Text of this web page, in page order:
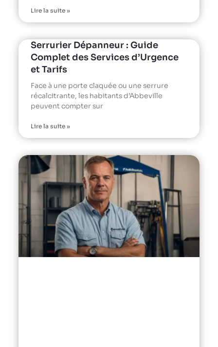
Lire la suite »
Serrurier Dépanneur : Guide
Complet des Services d’Urgence
et Tarifs
Face à une porte claquée ou une serrure
récalcitrante, les habitants d’Abbeville
peuvent compter sur
Lire la suite »